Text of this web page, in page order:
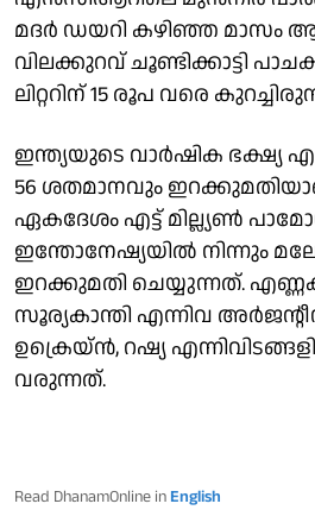
മദര്‍ ഡയറി കഴിഞ്ഞ മാസം
വിലക്കുറവ് ചൂണ്ടിക്കാട്ടി
ലിറ്ററിന് 15 രൂപ വരെ
ഇന്ത്യയുടെ വാര്‍ഷിക ഭക്ഷ്യ
56 ശതമാനവും
ഏകദേശം എട്ട് മില്ല്യണ്‍
ഇന്തോനേഷ്യയില്‍ നിന്നും
ഇറക്കുമതി ചെയ്യുന്നത്.
സൂര്യകാന്തി എന്നിവ
ഉക്രെയ്ന്‍, റഷ്യ
വരുന്നത്.
Read DhanamOnline in English